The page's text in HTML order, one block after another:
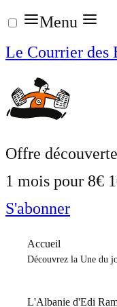
Aller
au
contenu
Menu
Le Courrier des
Offre découverte
1 mois pour 8€
S'abonner
Accueil
Découvrez la Une du
L'Albanie d'Edi